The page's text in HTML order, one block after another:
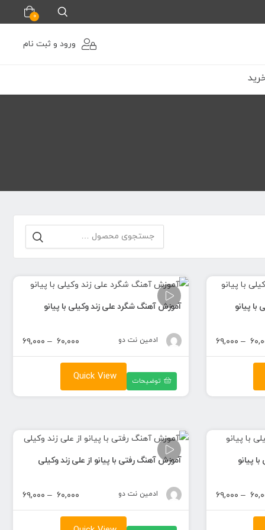
0
ورود و ثبت نام
جستجو
برای:
پیانو
– ۶۹,۰۰۰
قیمت:
۶۹,۰۰۰ تومان
آموزش آهنگ شگرد علی زند وکیلی با پیانو
ادمین نت دو ۶۰,۰۰۰ – ۶۹,۰۰۰
۶۹,۰۰۰
توضیحات Quick View
پیانو
– ۶۹,۰۰۰
قیمت:
آموزش آهنگ رفتی با پیانو از علی زند وکیلی
ادمین نت دو ۶۰,۰۰۰ – ۶۹,۰۰۰